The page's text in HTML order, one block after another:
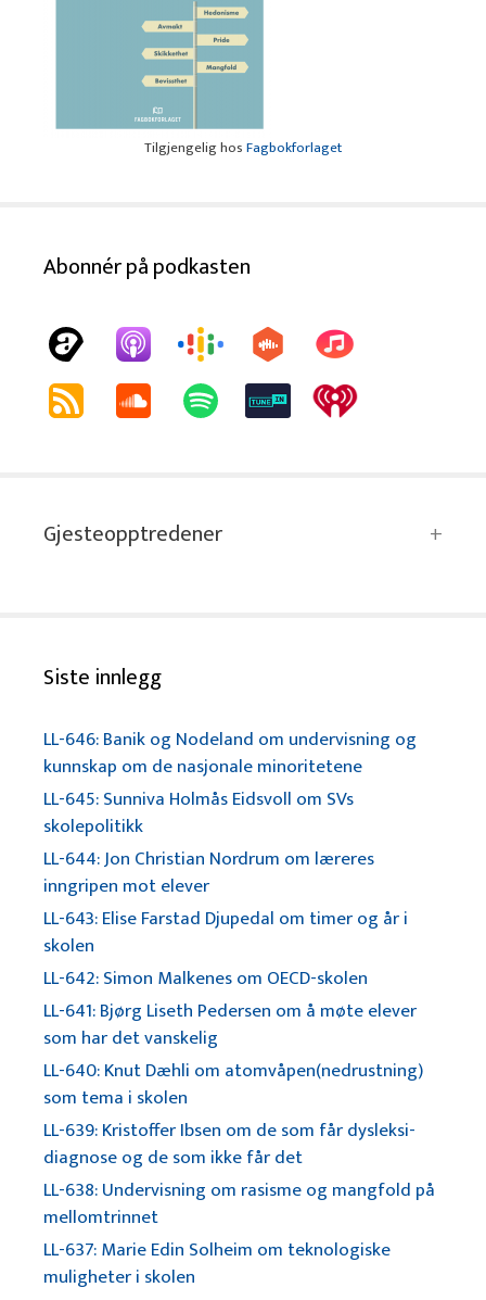
Tilgjengelig hosFagbokforlaget
Abonnér på podkasten
Gjesteopptredener
Siste innlegg
LL-646: Banik og Nodeland om undervisning og
kunnskap om de nasjonale minoritetene
LL-645: Sunniva Holmås Eidsvoll om SVs
skolepolitikk
LL-644: Jon Christian Nordrum om læreres
inngripen mot elever
LL-643: Elise Farstad Djupedal om timer og år i
skolen
LL-642: Simon Malkenes om OECD-skolen
LL-641: Bjørg Liseth Pedersen om å møte elever
som har det vanskelig
LL-640: Knut Dæhli om atomvåpen(nedrustning)
som tema i skolen
LL-639: Kristoffer Ibsen om de som får dysleksi-
diagnose og de som ikke får det
LL-638: Undervisning om rasisme og mangfold på
mellomtrinnet
LL-637: Marie Edin Solheim om teknologiske
muligheter i skolen